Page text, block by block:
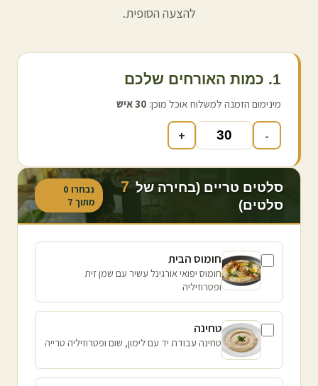
להצעה הסופית.
1. כמות האורחים שלכם
מינימום הזמנה למשלוח אוכל מוכן: 30איש
-
+
סלטים טריים (בחירה של 7
סלטים)
נבחרו 0
מתוך 7
חומוס הבית
חומוס יפואי אורגינל עשיר עם שמן זית
ופטרוזיליה
טחינה
טחינה עבודת יד עם לימון, שום ופטרוזיליה טרייה